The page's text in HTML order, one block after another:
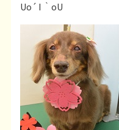
Uo´ I ｀oU